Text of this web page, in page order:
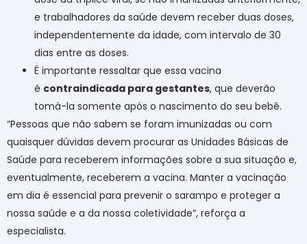
e trabalhadores da saúde devem receber duas doses,
independentemente da idade, com intervalo de 30
dias entre as doses.
É importante ressaltar que essa vacina
é contraindicada para gestantes, que deverão
tomá-la somente após o nascimento do seu bebê.
“Pessoas que não sabem se foram imunizadas ou com
quaisquer dúvidas devem procurar as Unidades Básicas de
Saúde para receberem informações sobre a sua situação e,
eventualmente, receberem a vacina. Manter a vacinação
em dia é essencial para prevenir o sarampo e proteger a
nossa saúde e a da nossa coletividade”, reforça a
especialista.